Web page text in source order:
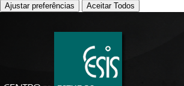
Ajustar preferências Aceitar Todos